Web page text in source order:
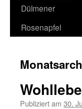
Zum
Inhalt
Dülmener
Rosenapfel
Publiziert am 30.